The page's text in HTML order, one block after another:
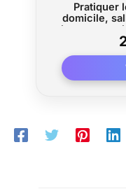
Pratiquer
domicile,
banc